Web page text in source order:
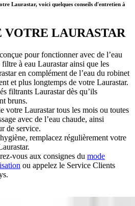
Laurastar, voici quelques conseils d'entretien à
VOTRE LAURASTAR
pour fonctionner avec de l’eau
à eau Laurastar ainsi que les
en complément de l’eau du robinet
et plus longtemps de votre Laurastar.
filtrants Laurastar dès qu’ils
bruns.
votre Laurastar tous les mois ou toutes
avec de l’eau chaude, ainsi
de service.
remplacez régulièrement votre
vous aux consignes du mode
ou appelez le Service Clients